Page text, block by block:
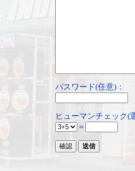
パスワード(任意)：
ヒューマンチェック(
＝